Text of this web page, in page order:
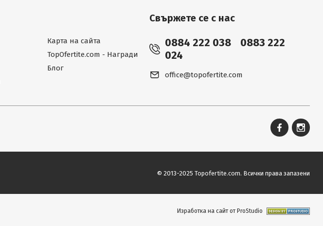
Карта на сайта
TopOfertite.com - Награди
Блог
Свържете се с нас
0884 222 038
0883 222
024
office@topofertite.com
© 2013-2025 Topofertite.com. Всички права запазени
Изработка на сайт от ProStudio